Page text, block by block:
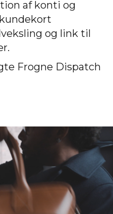
af konti og
og link til
Frogne Dispatch